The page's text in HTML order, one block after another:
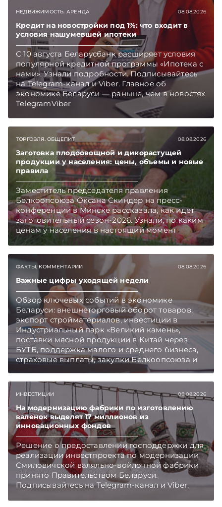
НЕДВИЖИМОСТЬ. АРЕНДА 08.08.2026
Кредит на новостройки под 1%: что входит в
условия нашумевшей ипотеки
С 10 августа Беларусбанк расширяет условия
популярной кредитной программы «Ипотека с
нами». Узнали подробности. Подписывайтесь
на Telegram‑канал и Viber. Главное об
экономике Беларуси — раньше, чем в новостях
TelegramViber
ТОРГОВЛЯ. ОБЩЕПИТ 08.08.2026
Заготовка плодоовощной и дикорастущей
продукции у населения: цены, объемы и новые
правила
Заместитель председателя правления
Белкоопсоюза Оксана Скиндер на пресс-
конференции в Минске рассказала, как идет
заготовительный сезон-2026. Узнали, по каким
ценам у населения в настоящий момент
закупают продукцию, сколько
как изменились правила игры в текущем году.
Подписывайтесь на Telegram‑канал и Viber.
Главное об экономике Беларуси — раньше,
чем в новостях TelegramViber
ФАКТЫ, КОММЕНТАРИИ 08.08.2026
Важные цифры уходящей недели
Обзор ключевых событий в экономике
Беларуси: внешнеторговый оборот товаров,
экспорт стройматериалов, инвестиции в
Индустриальный парк «Великий камень»,
поставки мясной продукции в Китай через
БУТБ, поддержка малого и среднего бизнеса,
страховые выплаты, закупки Белкоопсоюза и
рост продаж новых автомобилей.
Подписывайтесь на Telegram‑канал и Viber.
Главное об экономике Беларуси — раньше,
чем в новостях TelegramViber
ИНВЕСТИЦИИ 08.08.2026
На модернизацию фабрики по изготовлению
валенок выделят 17 миллионов из
инновационных фондов
Решение о предоставлении господдержки для
реализации инвестпроекта по модернизации
Смиловичской валяльно-войлочной фабрики
принято Правительством Беларуси.
Подписывайтесь на Telegram‑канал и Viber.
Главное об экономике Беларуси — раньше,